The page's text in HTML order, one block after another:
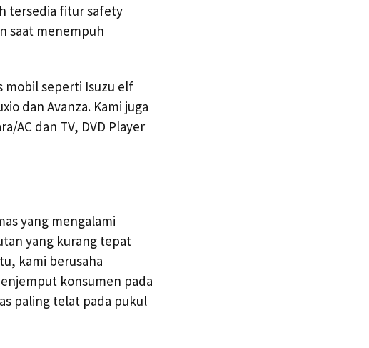
tersedia fitur safety
saat menempuh
mobil seperti Isuzu elf
dan Avanza. Kami juga
AC dan TV, DVD Player
yang mengalami
yang kurang tepat
kami berusaha
konsumen pada
paling telat pada pukul